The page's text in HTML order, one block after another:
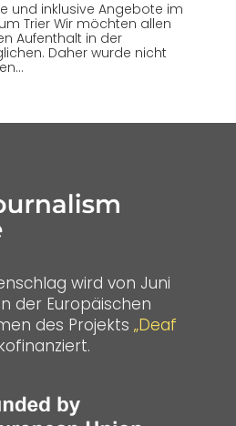
und inklusive Angebote im
Trier Wir möchten allen
Aufenthalt in der
Daher wurde nicht
wird von Juni
der Europäischen
des Projekts „Deaf